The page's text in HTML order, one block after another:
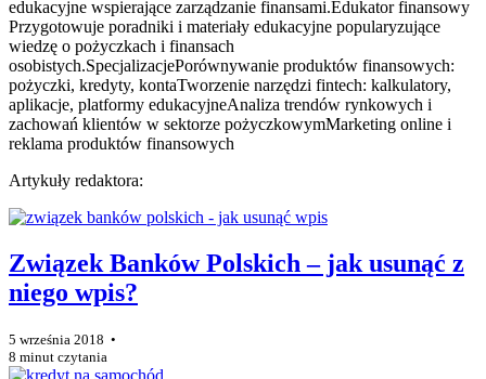
edukacyjne wspierające zarządzanie finansami.Edukator finansowy
Przygotowuje poradniki i materiały edukacyjne popularyzujące
wiedzę o pożyczkach i finansach
osobistych.SpecjalizacjePorównywanie produktów finansowych:
pożyczki, kredyty, kontaTworzenie narzędzi fintech: kalkulatory,
aplikacje, platformy edukacyjneAnaliza trendów rynkowych i
zachowań klientów w sektorze pożyczkowymMarketing online i
reklama produktów finansowych
Artykuły redaktora:
Związek Banków Polskich – jak usunąć z
niego wpis?
5 września 2018 •
8 minut czytania